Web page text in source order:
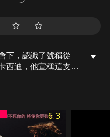
下，認識了號稱從
西迪，他宣稱這支名
光靠眼神就殺死…一
6.3